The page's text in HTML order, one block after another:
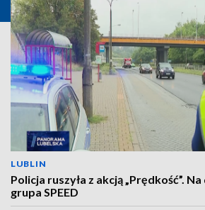
LUBLIN
Policja ruszyła z akcją „Prędkość”.
grupa SPEED